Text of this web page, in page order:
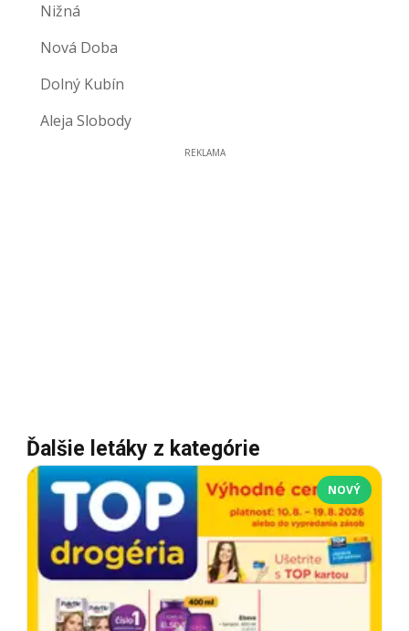
Nižná
Nová Doba
Dolný Kubín
Aleja Slobody
REKLAMA
Ďalšie letáky z kategórie
NOVÝ